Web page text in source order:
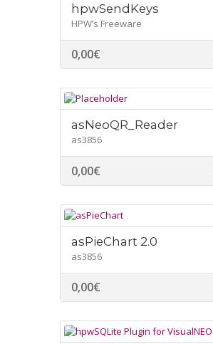
hpwSendKeys
HPW’s Freeware
0,00€
asNeoQR_Reader
as3856
0,00€
asPieChart 2.0
as3856
0,00€